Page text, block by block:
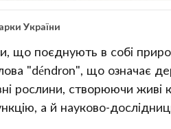
України
що поєднують в собі
"déndron", що означає
рослини, створюючи
а й науково-